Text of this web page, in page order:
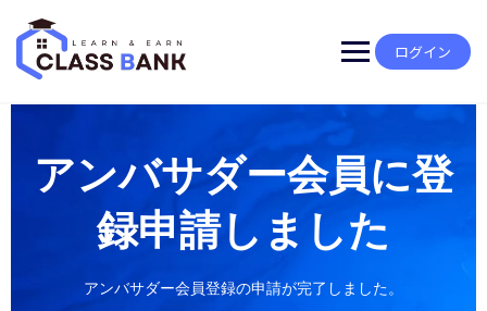
ログイン
アンバサダー会員に登
録申請しました
アンバサダー会員登録の申請が完了しました。